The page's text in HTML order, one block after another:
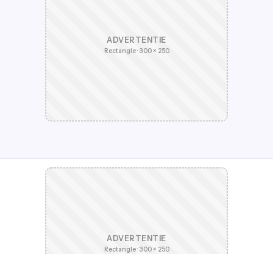
ADVERTENTIE
Rectangle · 300 × 250
ADVERTENTIE
Rectangle · 300 × 250